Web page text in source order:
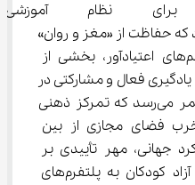
برای نظام
جهانی تأکید می‌گردد که حفاظت از «مغز و روان»
دانش‌آموزان در برابر الگوریتم‌های اعتیادآور، بخشی از
فعال و مشارکتی در
محیط مدرسه، تنها زمانی به ثمر می‌رسد که تمرکز ذهنی
محرک‌های مخرب فضای مجازی از بین
جهانی، مهر تأییدی بر
ضرورت بازنگری در دسترسی آزاد کودکان به پلتفرم‌های